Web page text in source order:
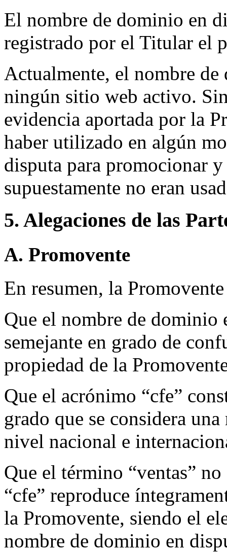
El nombre de dominio en
registrado por el Titular el
Actualmente, el nombre
ningún sitio web activo.
evidencia aportada por la
haber utilizado en algún
disputa para promocionar
supuestamente no eran
5. Alegaciones de las
A. Promovente
En resumen, la
Que el nombre de dominio
semejante en grado de
propiedad de la
Que el acrónimo “cfe”
grado que se considera
nivel nacional e
Que el término “ventas”
“cfe” reproduce
la Promovente, siendo el
nombre de dominio en